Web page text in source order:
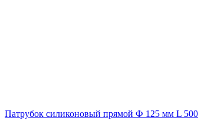
Патрубок силиконовый прямой Ф 125 мм L